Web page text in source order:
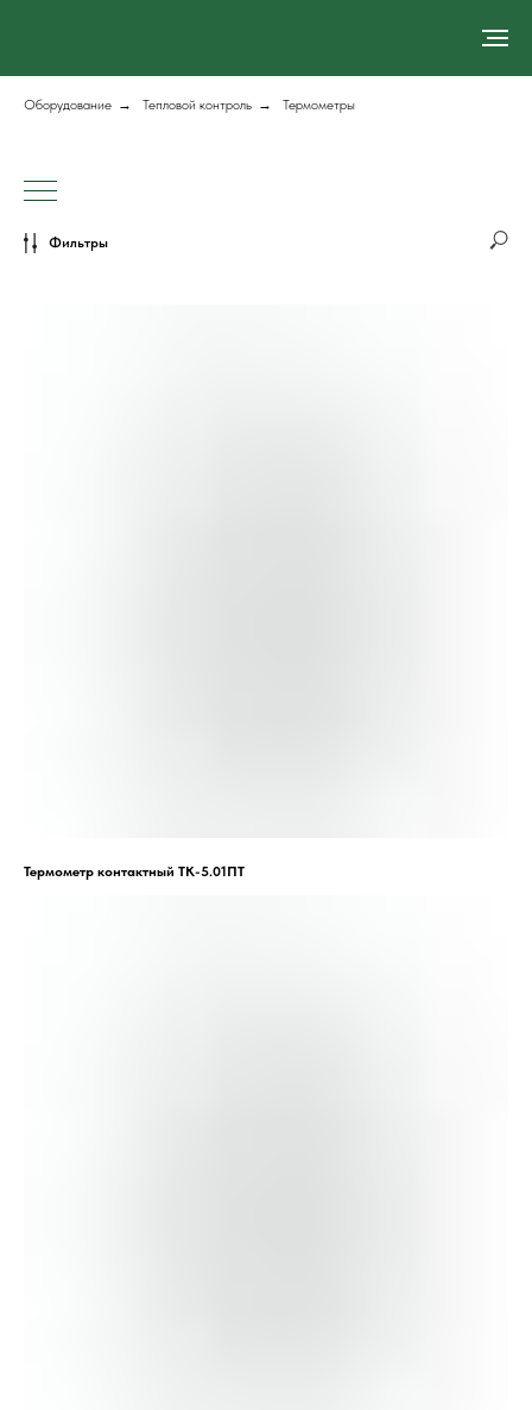
Оборудование → Тепловой контроль → Термометры
Фильтры
Термометр контактный ТК-5.01ПТ